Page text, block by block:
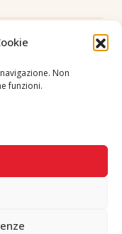
Non
funzioni.
- REA: 35658